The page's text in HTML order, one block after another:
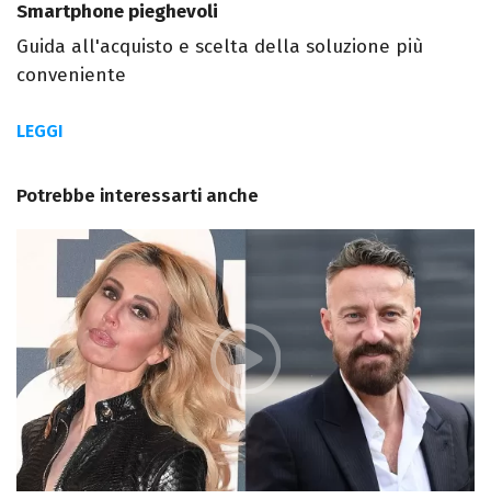
Smartphone pieghevoli
Guida all'acquisto e scelta della soluzione più
conveniente
LEGGI
Potrebbe interessarti anche